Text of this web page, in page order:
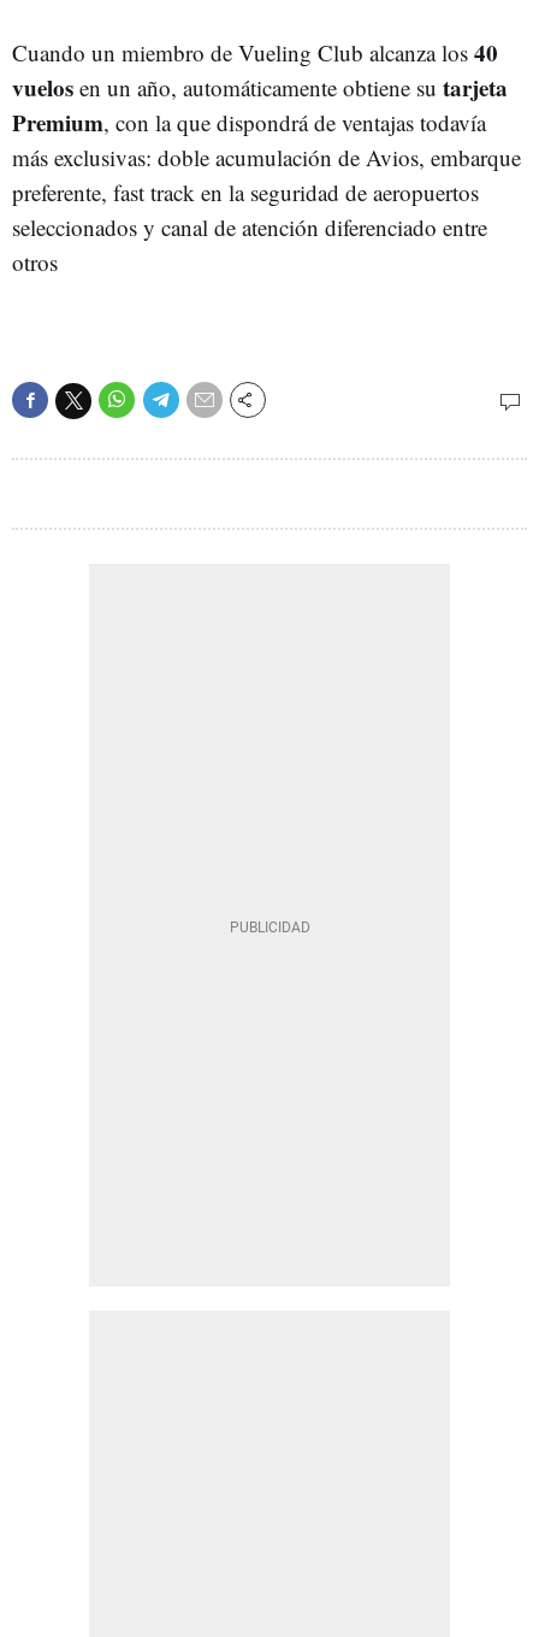
Cuando un miembro de Vueling Club alcanza los 40
vuelos en un año, automáticamente obtiene su tarjeta
Premium, con la que dispondrá de ventajas todavía
más exclusivas: doble acumulación de Avios, embarque
preferente, fast track en la seguridad de aeropuertos
seleccionados y canal de atención diferenciado entre
otros